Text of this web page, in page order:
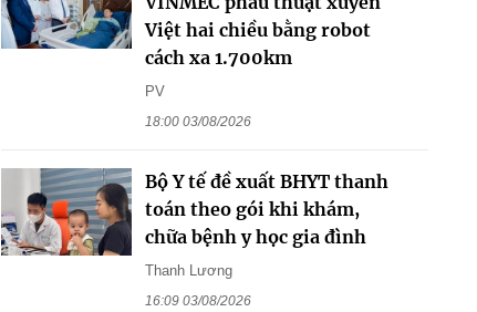
Việt hai chiều bằng robot
cách xa 1.700km
PV
18:00 03/08/2026
Bộ Y tế đề xuất BHYT thanh
toán theo gói khi khám,
chữa bệnh y học gia đình
Thanh Lương
16:09 03/08/2026